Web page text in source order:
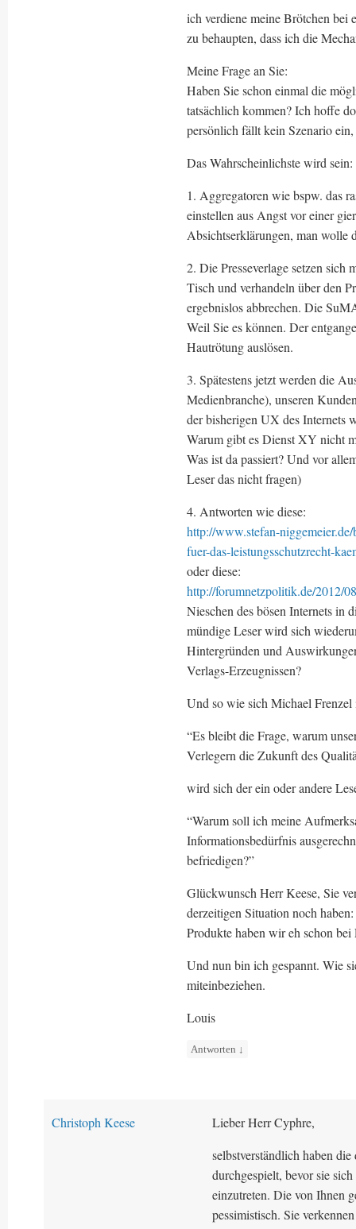
ich verdiene meine Brötchen bei
zu behaupten, dass ich die
Meine Frage an Sie:
Haben Sie schon einmal die
tatsächlich kommen? Ich hoffe
persönlich fällt kein Szenario
Das Wahrscheinlichste wird sein:
1. Aggregatoren wie bspw. das
einstellen aus Angst vor einer
Absichtserklärungen, man wolle
2. Die Presseverlage setzen sich
Tisch und verhandeln über den
ergebnislos abbrechen. Die
Weil Sie es können. Der
Hautrötung auslösen.
3. Spätestens jetzt werden die
Medienbranche), unseren
der bisherigen UX des Internets
Warum gibt es Dienst XY nicht
Was ist da passiert? Und vor
Leser das nicht fragen)
4. Antworten wie diese:
http://www.stefan-
fuer-das-leistungsschutzrecht-
oder diese:
http://forumnetzpolitik.de/2012/
Nieschen des bösen Internets in
mündige Leser wird sich
Hintergründen und
Verlags-Erzeugnissen?
Und so wie sich Michael
“Es bleibt die Frage, warum
Verlegern die Zukunft des
wird sich der ein oder andere
“Warum soll ich meine
Informationsbedürfnis
befriedigen?”
Glückwunsch Herr Keese, Sie
derzeitigen Situation noch
Produkte haben wir eh schon
Und nun bin ich gespannt. Wie
miteinbeziehen.
Louis
Antworten ↓
Christoph Keese
Lieber Herr Cyphre,
selbstverständlich haben
durchgespielt, bevor sie
einzutreten. Die von Ihnen
pessimistisch. Sie